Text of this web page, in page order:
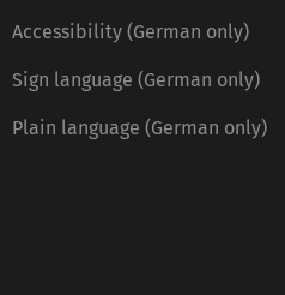
Accessibility (German only)
Sign language (German only)
Plain language (German only)